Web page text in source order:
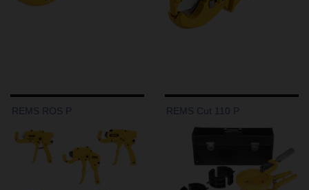
REMS ROS P REMS Cut 110 P